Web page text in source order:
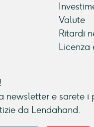
Valute
Ritardi
Licenza
newsletter e sarete i
da Lendahand.